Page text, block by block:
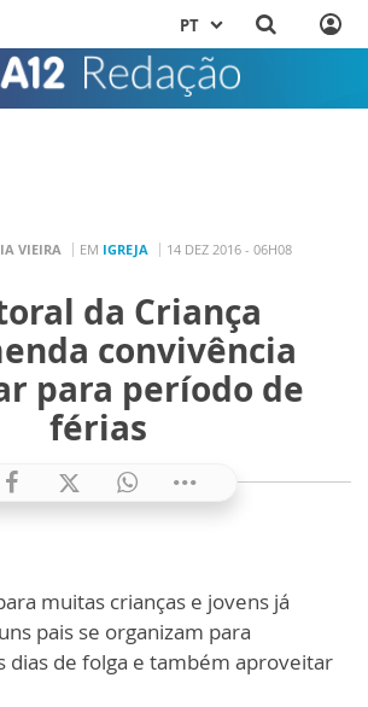
PT
VIEIRA EM IGREJA 14 DEZ 2016 - 06H08
da Criança
convivência
para período de
férias
muitas crianças e jovens já
pais se organizam para
dias de folga e também aproveitar